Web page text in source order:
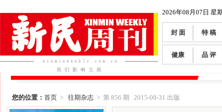
2026年08月07日 星
封 面 特 稿
健康 品 评
您的位置： 首页> 往期杂志> 第 856 期 2015-08-31 出版